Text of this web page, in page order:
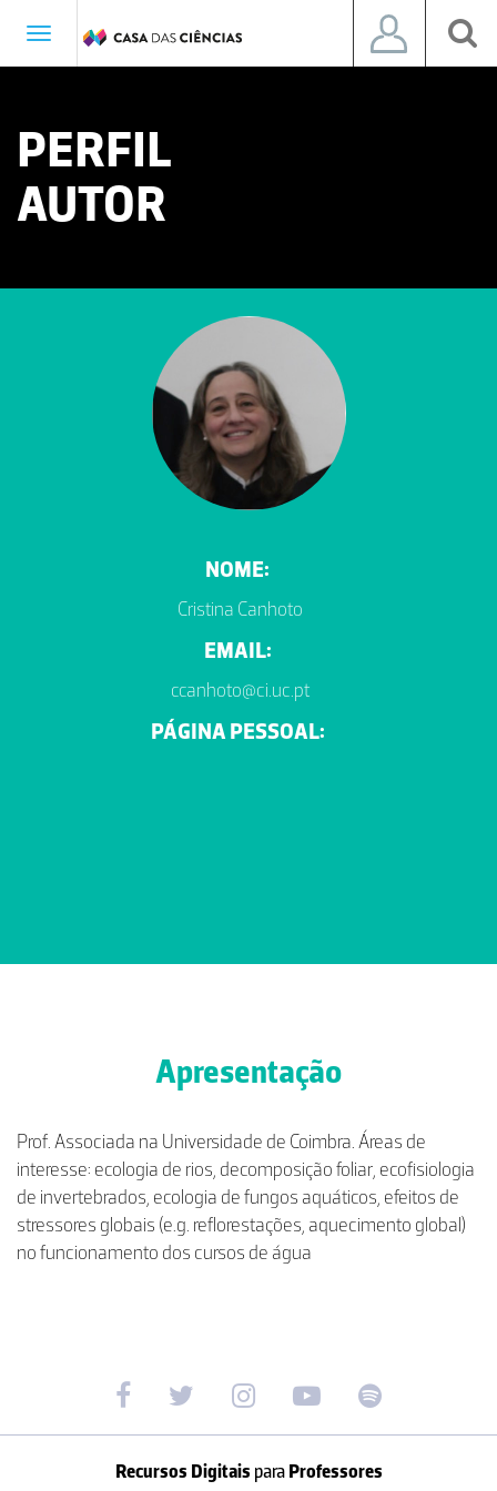
Toggle
PERFIL
AUTOR
NOME:
Cristina Canhoto
EMAIL:
ccanhoto@ci.uc.pt
PÁGINA PESSOAL:
Apresentação
Prof. Associada na Universidade de Coimbra. Áreas de
interesse: ecologia de rios, decomposição foliar, ecofisiologia
de invertebrados, ecologia de fungos aquáticos, efeitos de
stressores globais (e.g. reflorestações, aquecimento global)
no funcionamento dos cursos de água
Recursos Digitais paraProfessores